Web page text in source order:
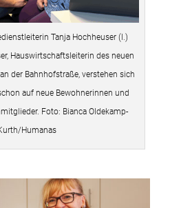
Tanja Hochheuser (l.)
Hauswirtschaftsleiterin des neuen
der Bahnhofstraße, verstehen sich
auf neue Bewohnerinnen und
Foto: Bianca Oldekamp-
Humanas